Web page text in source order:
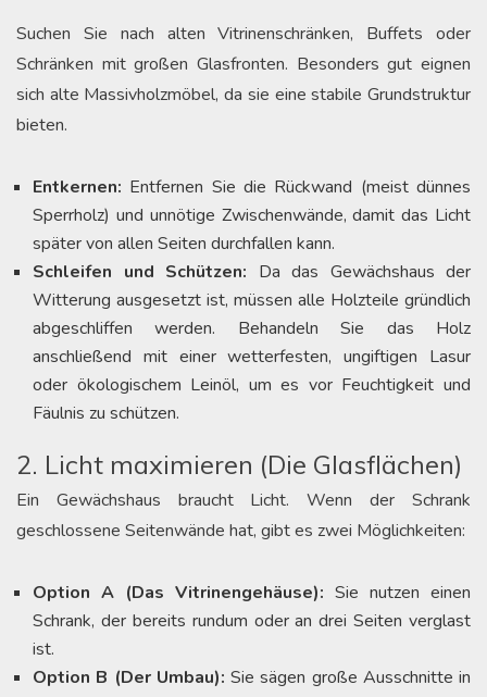
Suchen Sie nach alten Vitrinenschränken, Buffets oder
Schränken mit großen Glasfronten. Besonders gut eignen
sich alte Massivholzmöbel, da sie eine stabile Grundstruktur
bieten.
Entkernen: Entfernen Sie die Rückwand (meist dünnes
Sperrholz) und unnötige Zwischenwände, damit das Licht
später von allen Seiten durchfallen kann.
Schleifen und Schützen: Da das Gewächshaus der
Witterung ausgesetzt ist, müssen alle Holzteile gründlich
abgeschliffen werden. Behandeln Sie das Holz
anschließend mit einer wetterfesten, ungiftigen Lasur
oder ökologischem Leinöl, um es vor Feuchtigkeit und
Fäulnis zu schützen.
2. Licht maximieren (Die Glasflächen)
Ein Gewächshaus braucht Licht. Wenn der Schrank
geschlossene Seitenwände hat, gibt es zwei Möglichkeiten:
Option A (Das Vitrinengehäuse): Sie nutzen einen
Schrank, der bereits rundum oder an drei Seiten verglast
ist.
Option B (Der Umbau): Sie sägen große Ausschnitte in